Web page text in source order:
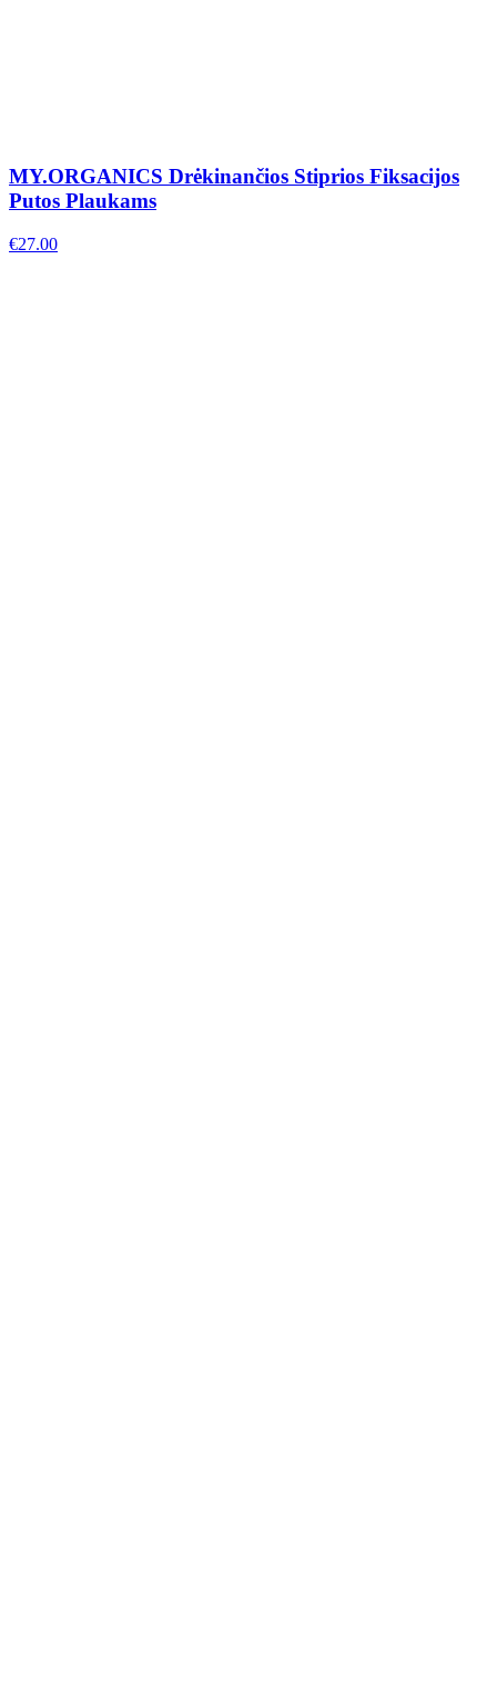
MY.ORGANICS Drėkinančios Stiprios Fiksacijos
Putos Plaukams
€27.00